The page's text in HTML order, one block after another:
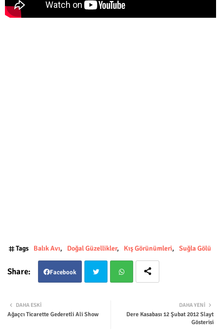
Tags Balık Avı Doğal Güzellikler Kış Görünümleri Suğla Gölü
Facebook
ter tsap
DAHA YENI
Dere Kasabası 12 Şubat 2012 Slayt
Gösterisi
DAHA ESKI
Ağaçcı Ticarette Gederetli Ali Show